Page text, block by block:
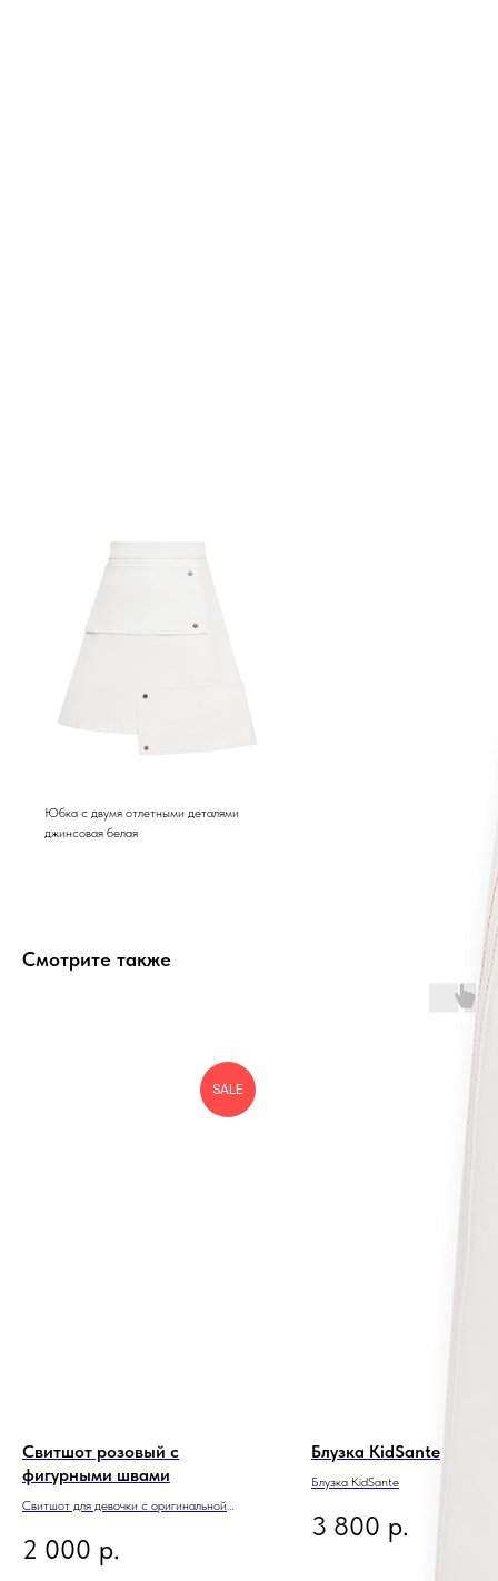
Юбка с двумя отлетными деталями
джинсовая белая
Смотрите также
SALE
Свитшот розовый с
фигурными швами
Свитшот для девочки с оригинальной
2 000 р.
Блузка KidSante
Блузка KidSante
3 800 р.